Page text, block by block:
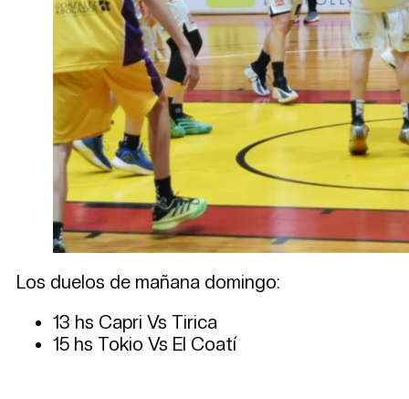
Los duelos de mañana domingo:
13 hs Capri Vs Tirica
15 hs Tokio Vs El Coatí